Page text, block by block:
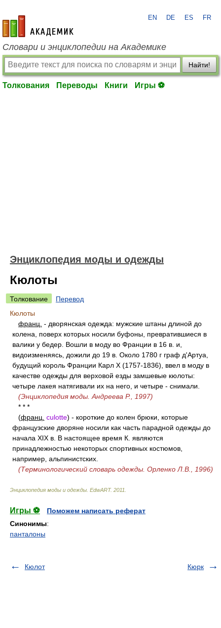
academic.ru
EN DE ES FR
Словари и энциклопедии на Академике
Найти!
Толкования Переводы Книги Игры ⚽
Энциклопедия моды и одежды
Кюлоты
Толкование
Перевод
Кюлоты
франц. - дворянская одежда: мужские штаны длиной до
колена, поверх которых носили буфоны, превратившиеся в
валики у бедер. Вошли в моду во Франции в 16 в. и,
видоизменяясь, дожили до 19 в. Около 1780 г граф д'Артуа,
будущий король Франции Карл X (1757-1836), ввел в моду в
качестве одежды для верховой езды замшевые кюлоты:
четыре лакея натягивали их на него, и четыре - снимали.
(Энциклопедия моды. Андреева Р., 1997)
* * *
(франц. culotte) - короткие до колен брюки, которые
французские дворяне носили как часть парадной одежды до
начала XIX в. В настоящее время К. являются
принадлежностью некоторых спортивных костюмов,
например, альпинистских.
(Терминологический словарь одежды. Орленко Л.В., 1996)
Энциклопедия моды и одежды EdwART. 2011
Игры ⚽
Поможем написать реферат
Синонимы:
панталоны
Кюлот Кюрк